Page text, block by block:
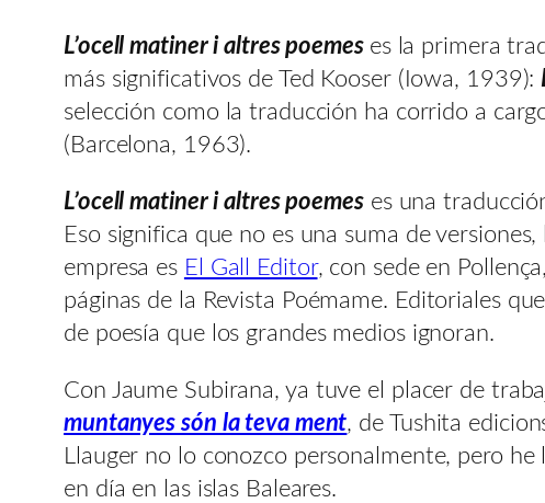
L’ocell matiner i altres poemes es la primera
más significativos de Ted Kooser (Iowa, 1939):
selección como la traducción ha corrido a
(Barcelona, 1963).
L’ocell matiner i altres poemeses una
Eso significa que no es una suma de
empresa es El Gall Editor, con sede en
páginas de la Revista Poémame. Editoriales
de poesía que los grandes medios ignoran.
Con Jaume Subirana, ya tuve el placer de
muntanyes són la teva ment, de Tushita
Llauger no lo conozco personalmente, pero
en día en las islas Baleares.